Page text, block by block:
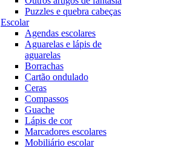
Puzzles e quebra cabeças
Escolar
Agendas escolares
Aguarelas e lápis de
aguarelas
Borrachas
Cartão ondulado
Ceras
Compassos
Guache
Lápis de cor
Marcadores escolares
Mobiliário escolar